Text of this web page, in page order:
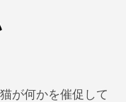
が何かを催促して